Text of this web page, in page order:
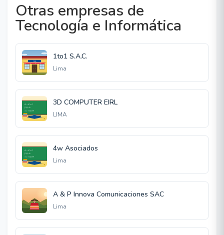
Otras empresas de
Tecnología e Informática
1to1 S.A.C.
Lima
3D COMPUTER EIRL
LIMA
4w Asociados
Lima
A & P Innova Comunicaciones SAC
Lima